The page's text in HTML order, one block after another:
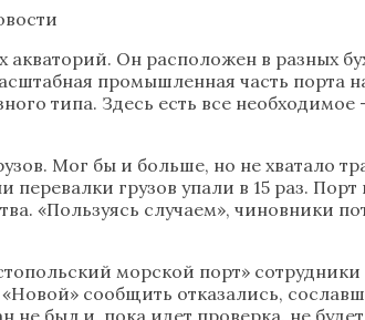
Он расположен в разных
промышленная часть порта
типа. Здесь есть все
Мог бы и больше, но не хватало
грузов упали в 15 раз.
«Пользуясь случаем», чиновники
морской порт»
сообщить отказались,
был и, пока идет проверка, не